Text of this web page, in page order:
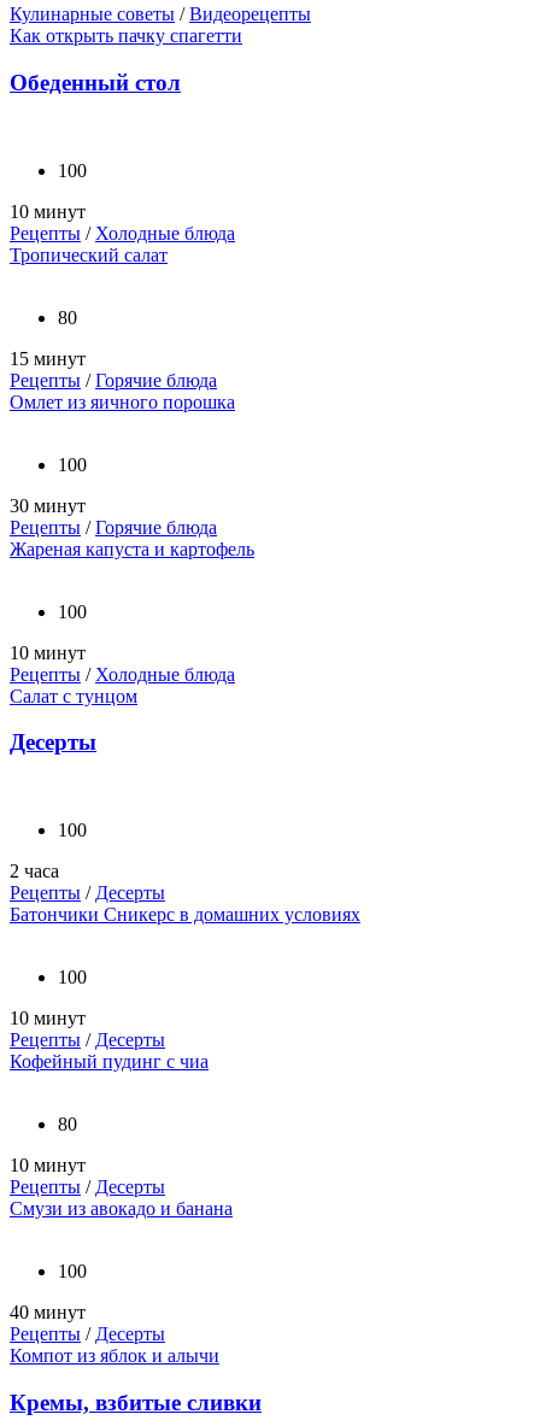
Кулинарные советы /Видеорецепты
Как открыть пачку спагетти
Обеденный стол
100
10 минут
Рецепты / Холодные блюда
Тропический салат
80
15 минут
Рецепты /Горячие блюда
Омлет из яичного порошка
100
30 минут
Рецепты /Горячие блюда
Жареная капуста и картофель
100
10 минут
Рецепты / Холодные блюда
Салат с тунцом
Десерты
100
2 часа
Рецепты / Десерты
Батончики Сникерс в домашних условиях
100
10 минут
Рецепты / Десерты
Кофейный пудинг с чиа
80
10 минут
Рецепты / Десерты
Смузи из авокадо и банана
100
40 минут
Рецепты / Десерты
Компот из яблок и алычи
Кремы, взбитые сливки